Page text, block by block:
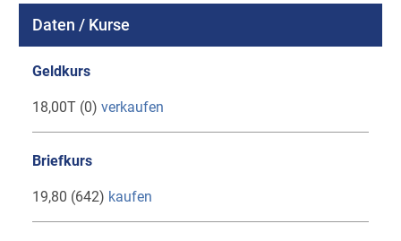
Daten / Kurse
Geldkurs
18,00T (0) verkaufen
Briefkurs
19,80 (642) kaufen